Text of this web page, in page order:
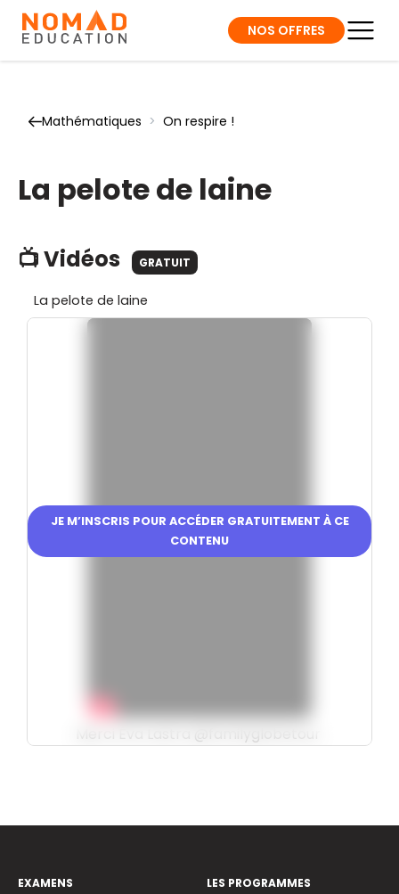
NOS OFFRES
Mathématiques > On respire !
La pelote de laine
📺 Vidéos GRATUIT
La pelote de laine
JE M’INSCRIS POUR ACCÉDER GRATUITEMENT À CE
CONTENU
EXAMENS
LES PROGRAMMES